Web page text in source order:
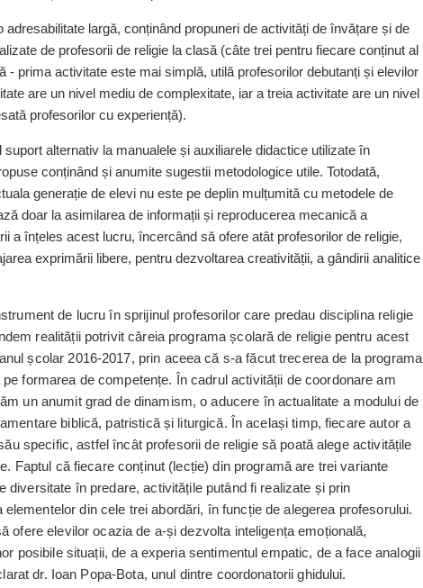
adresabilitate largă, conținând propuneri de activități de învățare și de
de profesorii de religie la clasă (câte trei pentru fiecare conținut al
- prima activitate este mai simplă, utilă profesorilor debutanți și elevilor
are un nivel mediu de complexitate, iar a treia activitate are un nivel
profesorilor cu experiență).
alternativ la manualele și auxiliarele didactice utilizate în
conținând și anumite sugestii metodologice utile. Totodată,
generație de elevi nu este pe deplin mulțumită cu metodele de
doar la asimilarea de informații și reproducerea mecanică a
a înțeles acest lucru, încercând să ofere atât profesorilor de religie,
exprimării libere, pentru dezvoltarea creativității, a gândirii analitice
de lucru în sprijinul profesorilor care predau disciplina religie
realității potrivit căreia programa școlară de religie pentru acest
școlar 2016-2017, prin aceea că s-a făcut trecerea de la programa
formarea de competențe. În cadrul activității de coordonare am
un anumit grad de dinamism, o aducere în actualitate a modului de
biblică, patristică și liturgică. În același timp, fiecare autor a
specific, astfel încât profesorii de religie să poată alege activitățile
Faptul că fiecare conținut (lecție) din programă are trei variante
diversitate în predare, activitățile putând fi realizate și prin
din cele trei abordări, în funcție de alegerea profesorului.
ofere elevilor ocazia de a-și dezvolta inteligența emoțională,
posibile situații, de a experia sentimentul empatic, de a face analogii
dr. Ioan Popa-Bota, unul dintre coordonatorii ghidului.